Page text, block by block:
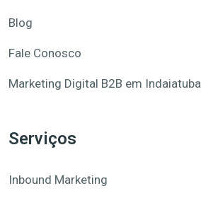
Blog
Fale Conosco
Marketing Digital B2B em Indaiatuba
Serviços
Inbound Marketing